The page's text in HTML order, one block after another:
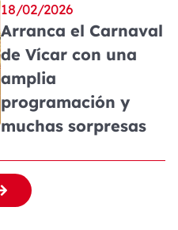
18/02/2026
Arranca el Carnaval
de Vícar con una
amplia
programación y
muchas sorpresas